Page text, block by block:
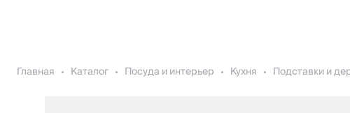
Главная Каталог Посуда и интерьер Кухня Подставки и